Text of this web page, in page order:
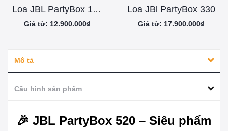
Loa JBL PartyBox 130
Giá từ: 12.900.000₫
Loa JBl PartyBox 330
Giá từ: 17.900.000₫
Mô tả
Cấu hình sản phẩm
🎉 JBL PartyBox 520 – Siêu phẩm